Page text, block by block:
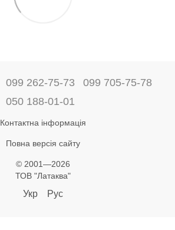
099 262-75-73
099 705-75-78
050 188-01-01
Контактна інформація
Повна версія сайту
© 2001—2026
ТОВ "Латаква"
Укр Рус